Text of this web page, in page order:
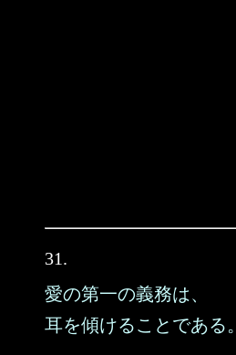
31.
愛の第一の義務は、
耳を傾けることである。